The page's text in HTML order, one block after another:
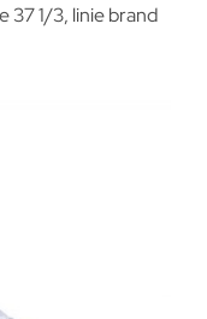
37 1/3, linie brand